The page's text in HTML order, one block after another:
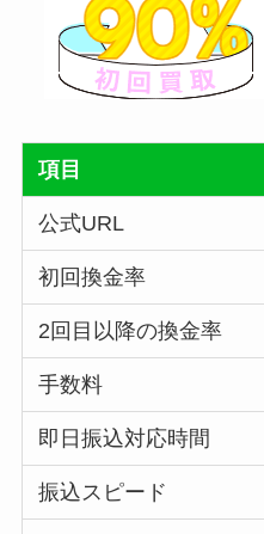
項目
公式URL
初回換金率
2回目以降の換金率
手数料
即日振込対応時間
振込スピード